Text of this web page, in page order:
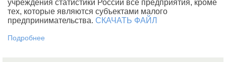
учреждения статистики России все предприятия, кроме
тех, которые являются субъектами малого
предпринимательства. СКАЧАТЬ ФАЙЛ
Подробнее